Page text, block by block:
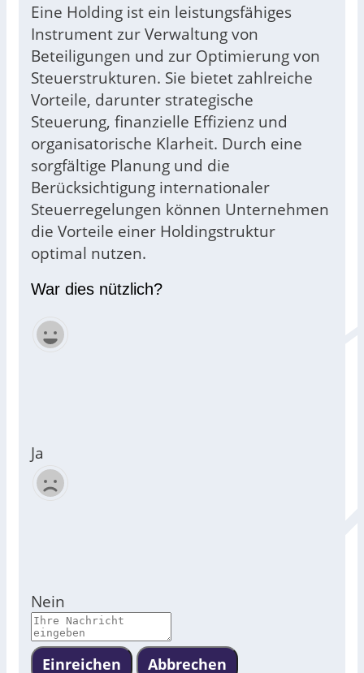
Eine Holding ist ein leistungsfähiges
Instrument zur Verwaltung von
Beteiligungen und zur Optimierung von
Steuerstrukturen. Sie bietet zahlreiche
Vorteile, darunter strategische
Steuerung, finanzielle Effizienz und
organisatorische Klarheit. Durch eine
sorgfältige Planung und die
Berücksichtigung internationaler
Steuerregelungen können Unternehmen
die Vorteile einer Holdingstruktur
optimal nutzen.
War dies nützlich?
Ja
Nein
Einreichen Abbrechen